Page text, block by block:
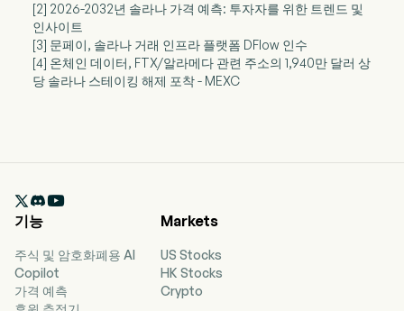
[2] 2026-2032년 솔라나 가격 예측: 투자자를 위한 트렌드 및
인사이트
[3] 문페이, 솔라나 거래 인프라 플랫폼 DFlow 인수
[4] 온체인 데이터, FTX/알라메다 관련 주소의 1,940만 달러 상
당 솔라나 스테이킹 해제 포착 - MEXC

기능
주식 및 암호화폐용 AI
Copilot
가격 예측
Markets
US Stocks
HK Stocks
Crypto